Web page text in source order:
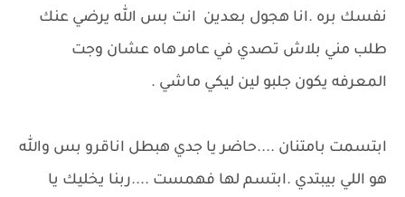
نفسك بره .انا هجول بعدين انت بس الله يرضي عنك
طلب مني بلاش تصدي في عامر هاه عشان وجت
المعرفه يكون جلبو لين ليكي ماشي .
ابتسمت بامتنان ....حاضر يا جدي هبطل اناقرو بس والله
هو اللي بيبتدي .ابتسم لها فهمست ....ربنا يخليك يا